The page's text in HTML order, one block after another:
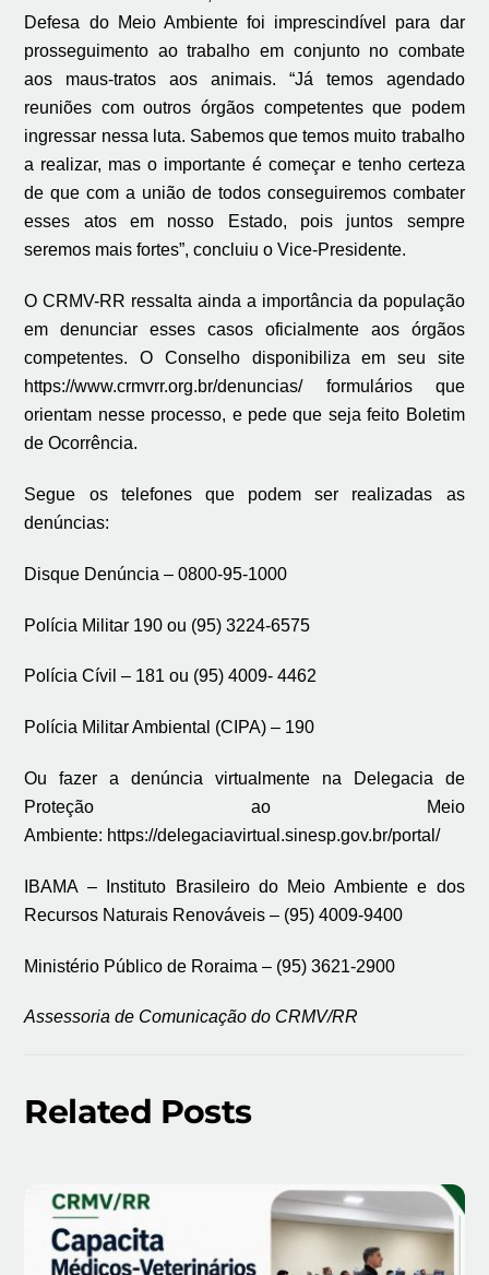
Defesa do Meio Ambiente foi imprescindível para dar
prosseguimento ao trabalho em conjunto no combate
aos maus-tratos aos animais. “Já temos agendado
reuniões com outros órgãos competentes que podem
ingressar nessa luta. Sabemos que temos muito trabalho
a realizar, mas o importante é começar e tenho certeza
de que com a união de todos conseguiremos combater
esses atos em nosso Estado, pois juntos sempre
seremos mais fortes”, concluiu o Vice-Presidente.
O CRMV-RR ressalta ainda a importância da população
em denunciar esses casos oficialmente aos órgãos
competentes. O Conselho disponibiliza em seu site
https://www.crmvrr.org.br/denuncias/ formulários que
orientam nesse processo, e pede que seja feito Boletim
de Ocorrência.
Segue os telefones que podem ser realizadas as
denúncias:
Disque Denúncia – 0800-95-1000
Polícia Militar 190 ou (95) 3224-6575
Polícia Cívil – 181 ou (95) 4009- 4462
Polícia Militar Ambiental (CIPA) – 190
Ou fazer a denúncia virtualmente na Delegacia de
Proteção ao Meio
Ambiente: https://delegaciavirtual.sinesp.gov.br/portal/
IBAMA – Instituto Brasileiro do Meio Ambiente e dos
Recursos Naturais Renováveis – (95) 4009-9400
Ministério Público de Roraima – (95) 3621-2900
Assessoria de Comunicação do CRMV/RR
Related Posts